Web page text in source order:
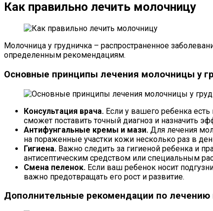
Как правильно лечить молочницу
Молочница у грудничка – распространенное
определенным рекомендациям.
Основные принципы лечения молочницы у
Консультация врача. Если у вашего ребенка
сможет поставить точный диагноз и назначить
Антифунгальные кремы и мази. Для лечения
на пораженные участки кожи несколько раз в
Гигиена. Важно следить за гигиеной ребенка и
антисептическим средством или специальным
Смена пеленок. Если ваш ребенок носит
важно предотвращать его рост и развитие.
Дополнительные рекомендации по лечению